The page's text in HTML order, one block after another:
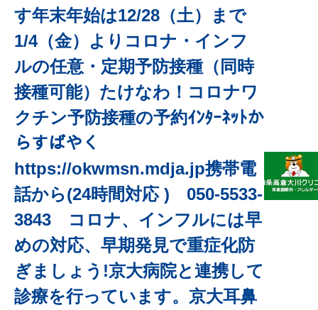
す年末年始は12/28（土）まで
1/4（金）よりコロナ・インフ
ルの任意・定期予防接種（同時
接種可能）たけなわ！コロナワ
クチン予防接種の予約ｲﾝﾀｰﾈｯﾄか
らすばやく
https://okwmsn.mdja.jp携帯電
話から(24時間対応 ) 050-5533-
3843 コロナ、インフルには早
めの対応、早期発見で重症化防
ぎましょう!京大病院と連携して
診療を行っています。京大耳鼻